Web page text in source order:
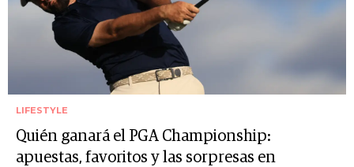
LIFESTYLE
Quién ganará el PGA Championship:
apuestas, favoritos y las sorpresas en